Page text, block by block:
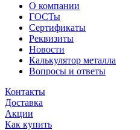
О компании
ГОСТы
Сертификаты
Реквизиты
Новости
Калькулятор металла
Вопросы и ответы
Контакты
Доставка
Акции
Как купить